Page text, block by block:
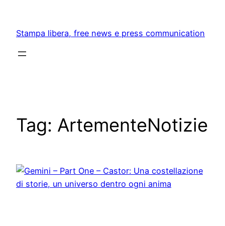
content
Stampa libera, free news e press communication
Tag: ArtementeNotizie